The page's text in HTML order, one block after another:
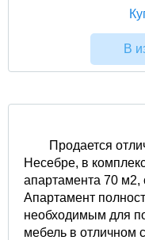
В
Продается
Несебре, в
апартамента 70 м2,
Апартамент
необходимым для
мебель в отличном